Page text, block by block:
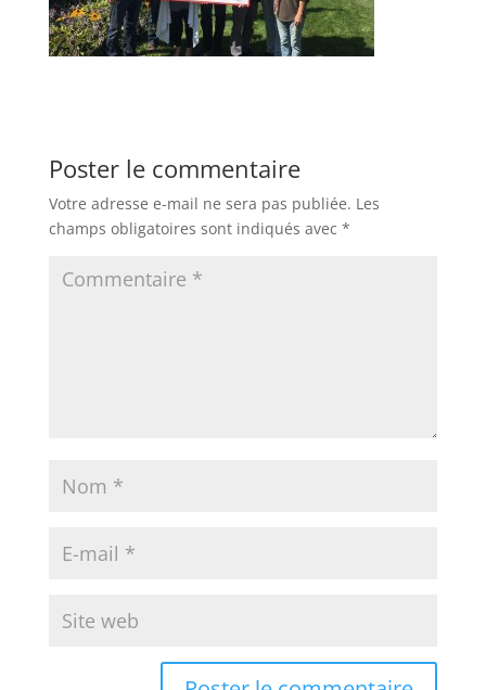
Poster le commentaire
Votre adresse e-mail ne sera pas publiée. Les
champs obligatoires sont indiqués avec *